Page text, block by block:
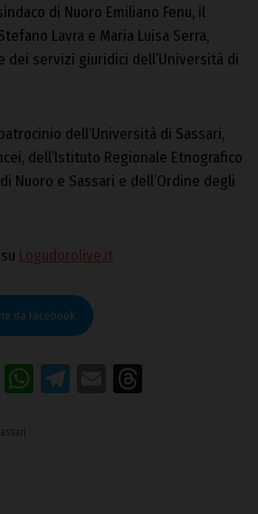
di Nuoro Emiliano Fenu, il
Lavra e Maria Luisa Serra,
dei servizi giuridici dell’Università di
dell’Università di Sassari,
dell’Istituto Regionale Etnografico
Nuoro e Sassari e dell’Ordine degli
Logudorolive.it
da Facebook
Facebook
WhatsApp
Telegram
Email